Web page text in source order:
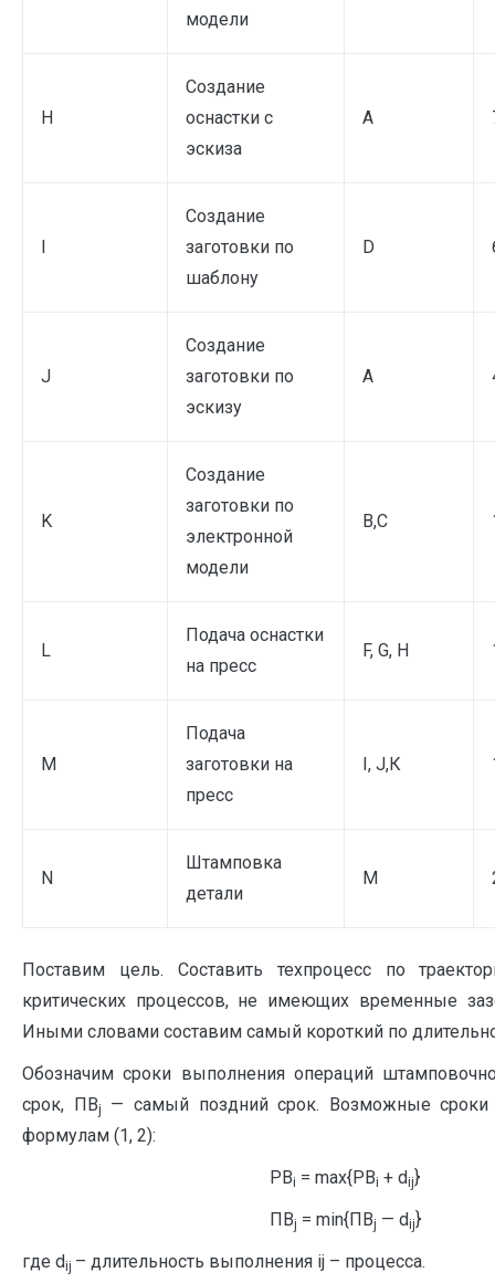
модели
H
Создание
оснастки с
эскиза
А
I
Создание
заготовки по
шаблону
D
J
Создание
заготовки по
эскизу
А
K
Создание
заготовки по
электронной
модели
В,C
L
Подача оснастки
на пресс
F, G, H
M
Подача
заготовки на
пресс
I, J,К
N
Штамповка
детали
M
Поставим цель. Составить техпроцесс по
критических процессов, не имеющих временные
Иными словами составим самый короткий по
Обозначим сроки выполнения операций
срок, ПВj
— самый поздний срок. Возможные сроки
формулам (1, 2):
РВi = mах{РВi + dij}
ПВj = min{ПВj — dij}
где dij – длительность выполнения ij – процесса.